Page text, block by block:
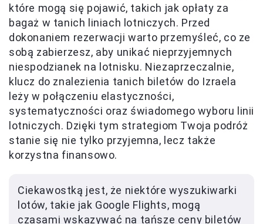
które mogą się pojawić, takich jak opłaty za
bagaż w tanich liniach lotniczych. Przed
dokonaniem rezerwacji warto przemyśleć, co ze
sobą zabierzesz, aby unikać nieprzyjemnych
niespodzianek na lotnisku. Niezaprzeczalnie,
klucz do znalezienia tanich biletów do Izraela
leży w połączeniu elastyczności,
systematyczności oraz świadomego wyboru linii
lotniczych. Dzięki tym strategiom Twoja podróż
stanie się nie tylko przyjemna, lecz także
korzystna finansowo.
Ciekawostką jest, że niektóre wyszukiwarki
lotów, takie jak Google Flights, mogą
czasami wskazywać na tańsze ceny biletów